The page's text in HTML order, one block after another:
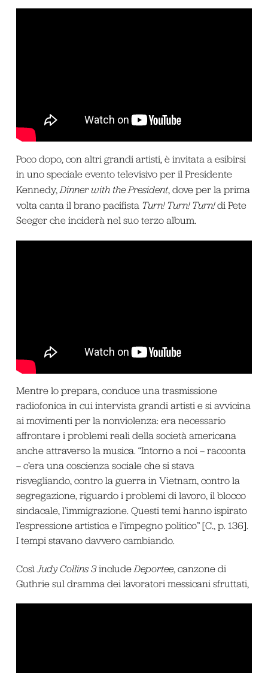
Poco dopo, con altri grandi artisti, è invitata a esibirsi
in uno speciale evento televisivo per il Presidente
Kennedy,Dinner with the President, dove per la prima
volta canta il brano pacifista Turn! Turn! Turn!di Pete
Seeger che inciderà nel suo terzo album.
Mentre lo prepara, conduce una trasmissione
radiofonica in cui intervista grandi artisti e si avvicina
ai movimenti per la nonviolenza: era necessario
affrontare i problemi reali della società americana
anche attraverso la musica. “Intorno a noi – racconta
– c’era una coscienza sociale che si stava
risvegliando, contro la guerra in Vietnam, contro la
segregazione, riguardo i problemi di lavoro, il blocco
sindacale, l’immigrazione. Questi temi hanno ispirato
l’espressione artistica e l’impegno politico” [C., p. 136].
I tempi stavano davvero cambiando.
Così Judy Collins 3include Deportee, canzone di
Guthrie sul dramma dei lavoratori messicani sfruttati,